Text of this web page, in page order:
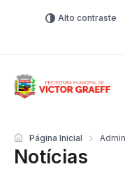
Alto contraste
Notícias
Página Inicial